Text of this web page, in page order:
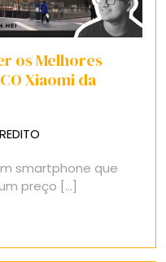
os Melhores
Xiaomi da
smartphone que
preço [...]